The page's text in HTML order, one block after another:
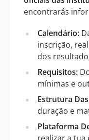
encontrarás
Calendário:
inscrição,
dos
Requisitos:
mínimas e
Estrutura
duração e
Plataforma